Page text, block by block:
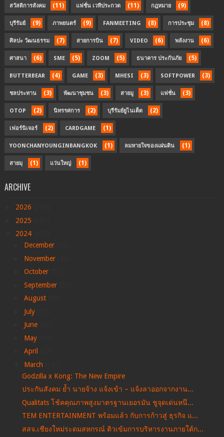
สวัสดิการสังคม (11) แฟชั่น เวทีประกวด (11) กฎหมาย (9)
บุรีรัมย์ (9) ภาพยนตร์ (9) FANMEETING (8) การประชุม (8)
ศิลปะ วัฒนธรรม (7) สายการบิน (7) VIDEO (6) พลังงาน (6)
ศาสนา (6) SME (5) ZOOM (5) ธนาคาร ประกันภัย (5)
BUTTERBEAR (4) GAME (3) MHESI (3) SOFTPOWER (3)
ชลประทาน (3) พัฒนาชุมชน (3) สายมู (3) แฟชั่น (3)
OTOP (2) นิทรรศการ (2) บุรีรัมย์ยูไนเต็ด (2)
เฟอร์นิเจอร์ (2) CARDGAME (1)
YOONCHANYOUNGINBANGKOK (1) ลมหายใจของแผ่นดิน (1)
สายมุ (1) แว่นใหญ่ (1)
ARCHIVE
2026
2025
2024
December
November
October
September
August
July
June
May
April
March
Godzilla x Kong: The New Empire
ประกันสังคม ย้ำ นายจ้าง แจ้งเข้า – แจ้งลาออกจากงาน...
Qualitats โช้คคุณภาพสูงมาตรฐานเยอรมัน ชูจุดเด่นหนึ...
TEM ENTERTAINMENT พร้อมแล้ว กับการก้าวสู่ ธุรกิจ แ...
สสจ.เชียงใหม่ระดมสหกรณ์ ติวเข้มการบริหารงานภายใต้ก...